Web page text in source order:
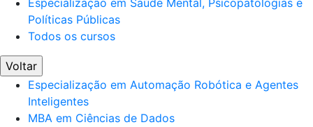
Especialização em Saúde Mental, Psicopatologias e
Políticas Públicas
Todos os cursos
Voltar
Especialização em Automação Robótica e Agentes
Inteligentes
MBA em Ciências de Dados